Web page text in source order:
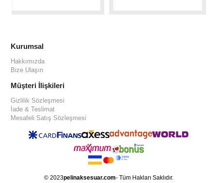
Kurumsal
Hakkımızda
Bize Ulaşın
Müşteri İlişkileri
Gizlilik Sözleşmesi
İade & Teslimat
Mesafeli Satış Sözleşmesi
© 2023pelinaksesuar.com- Tüm Hakları Saklıdır.